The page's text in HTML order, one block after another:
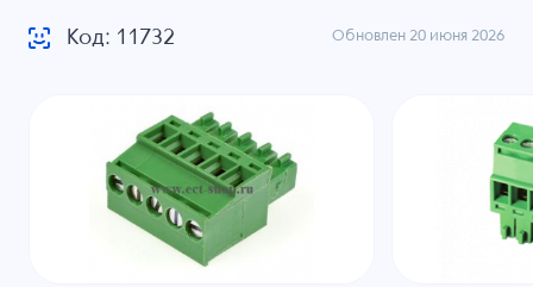
Код: 11732 Обновлен 20 июня 2026